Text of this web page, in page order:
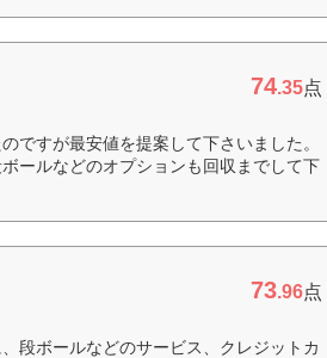
74.35点
ですが最安値を提案して下さいました。
ールなどのオプションも回収までして下
73.96点
段ボールなどのサービス、クレジットカ